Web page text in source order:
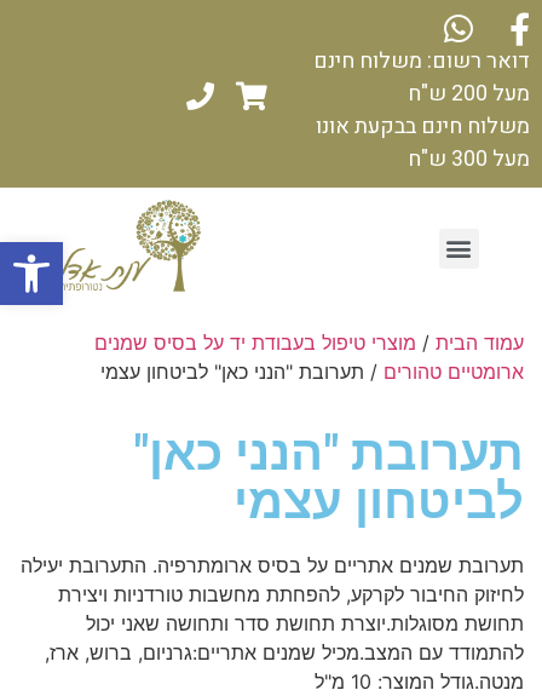
דואר רשום: משלוח חינם
מעל 200 ש"ח
משלוח חינם בבקעת אונו
מעל 300 ש"ח
עמוד הבית / מוצרי טיפול בעבודת יד על בסיס שמנים
ארומטיים טהורים / תערובת "הנני כאן" לביטחון עצמי
תערובת "הנני כאן"
לביטחון עצמי
תערובת שמנים אתריים על בסיס ארומתרפיה. התערובת יעילה
לחיזוק החיבור לקרקע, להפחתת מחשבות טורדניות ויצירת
תחושת מסוגלות.יוצרת תחושת סדר ותחושה שאני יכול
להתמודד עם המצב.מכיל שמנים אתריים:גרניום, ברוש, ארז,
מנטה.גודל המוצר: 10 מ"ל